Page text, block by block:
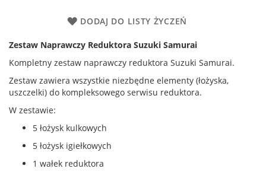
DODAJ DO LISTY ŻYCZEŃ
Zestaw Naprawczy Reduktora Suzuki Samurai
Kompletny zestaw naprawczy reduktora Suzuki Samurai.
Zestaw zawiera wszystkie niezbędne elementy (łożyska,
uszczelki) do kompleksowego serwisu reduktora.
W zestawie:
5 łożysk kulkowych
5 łożysk igiełkowych
1 wałek reduktora